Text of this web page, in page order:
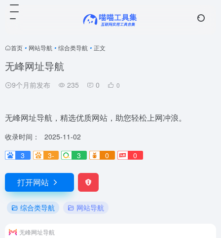
首页 • 网站导航 • 综合类导航 • 正文
无峰网址导航
9个月前发布 235 0 0
无峰网址导航，精选优质网站，助您轻松上网冲浪。
收录时间：
2025-11-02
3
3- 3 0 0
打开网站
综合类导航 网站导航
无峰网址导航